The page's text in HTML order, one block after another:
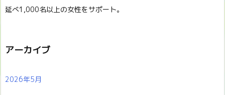
延べ1,000名以上の女性をサポート。
アーカイブ
2026年5月